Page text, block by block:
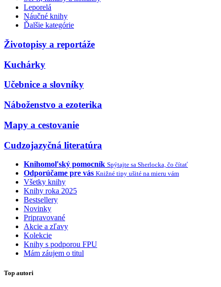
Leporelá
Náučné knihy
Ďalšie kategórie
Životopisy a reportáže
Kuchárky
Učebnice a slovníky
Náboženstvo a ezoterika
Mapy a cestovanie
Cudzojazyčná literatúra
Knihomoľský pomocník Spýtajte sa Sherlocka, čo čítať
Odporúčame pre vás Knižné tipy ušité na mieru vám
Všetky knihy
Knihy roka 2025
Bestsellery
Novinky
Pripravované
Akcie a zľavy
Kolekcie
Knihy s podporou FPU
Mám záujem o titul
Top autori